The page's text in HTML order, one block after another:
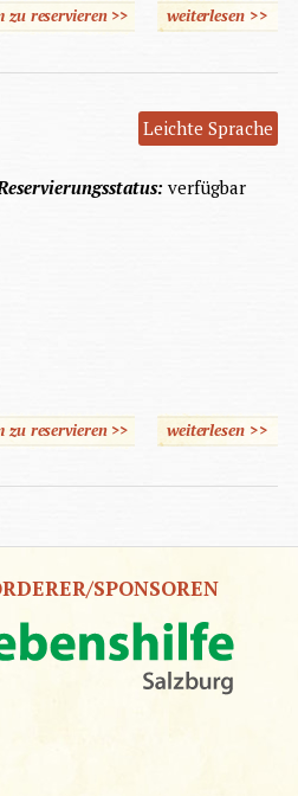
reservieren >> weiterlesen>>
Leichte Sprache
verfügbar
reservieren >> weiterlesen>>
SPONSOREN